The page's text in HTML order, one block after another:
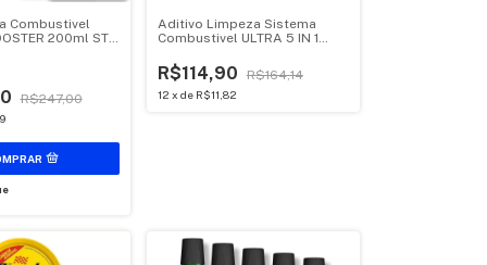
Combustivel
200ml STP
R$247,00
Aditivo Limpeza Sistema
Combustivel ULTRA 5 IN 1
R$114,90 R$164,14
12 x de R$11,82